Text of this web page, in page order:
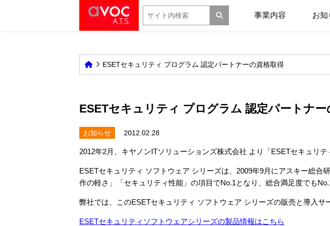
事業内容 お知
ESETセキュリティ プログラム 認定パートナーの資格取得
ESETセキュリティ プログラム 認定パートナー
お知らせ 2012.02.28
2012年2月、キヤノンITソリューションズ株式会社 より「ESETセキュリ
ESETセキュリティ ソフトウェア シリーズは、2009年9月にアスキー総
作の軽さ」「セキュリティ性能」の項目でNo.1となり、総合満足度でも
弊社では、このESETセキュリティ ソフトウェア シリーズの販売と導入サ
ESETセキュリティソフトウェアシリーズの製品情報はこちら